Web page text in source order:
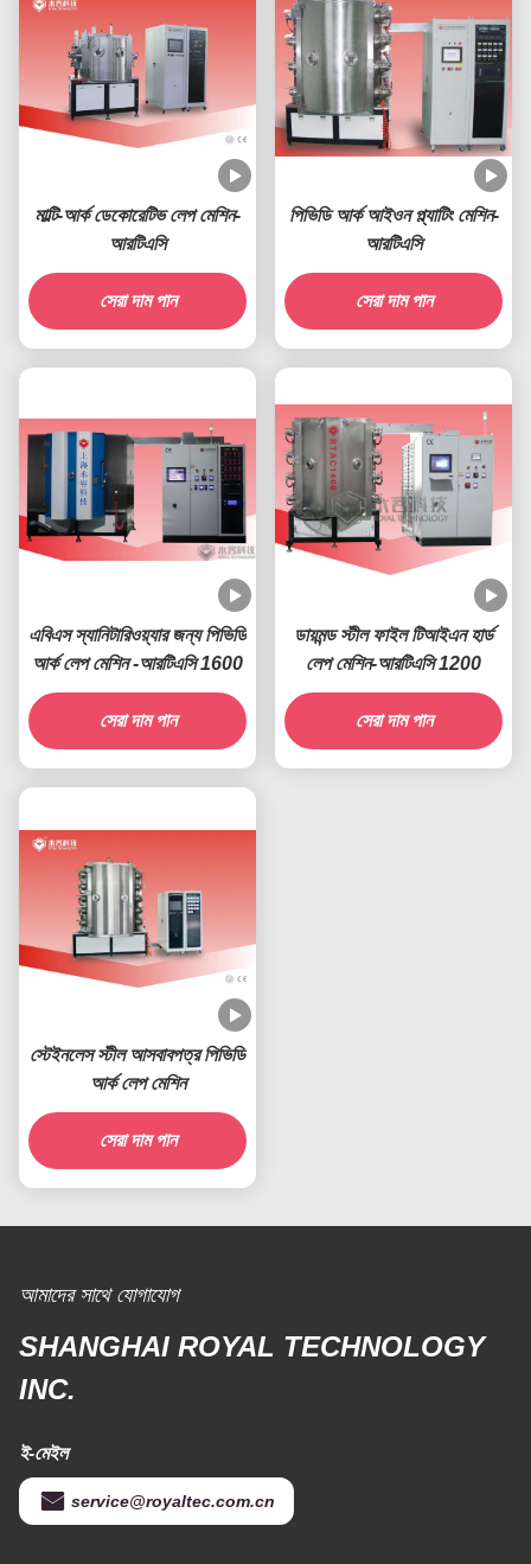
মাল্টি-আর্ক ডেকোরেটিভ লেপ মেশিন-
আরটিএসি
সেরা দাম পান
পিভিডি আর্ক আইওন প্ল্যাটিং মেশিন-
আরটিএসি
সেরা দাম পান
এবিএস স্যানিটারিওয়্যার জন্য পিভিডি
আর্ক লেপ মেশিন -আরটিএসি 1600
সেরা দাম পান
ডায়মন্ড স্টীল ফাইল টিআইএন হার্ড
লেপ মেশিন-আরটিএসি 1200
সেরা দাম পান
স্টেইনলেস স্টীল আসবাবপত্র পিভিডি
আর্ক লেপ মেশিন
সেরা দাম পান
আমাদের সাথে যোগাযোগ
SHANGHAI ROYAL TECHNOLOGY
INC.
ই-মেইল
service@royaltec.com.cn